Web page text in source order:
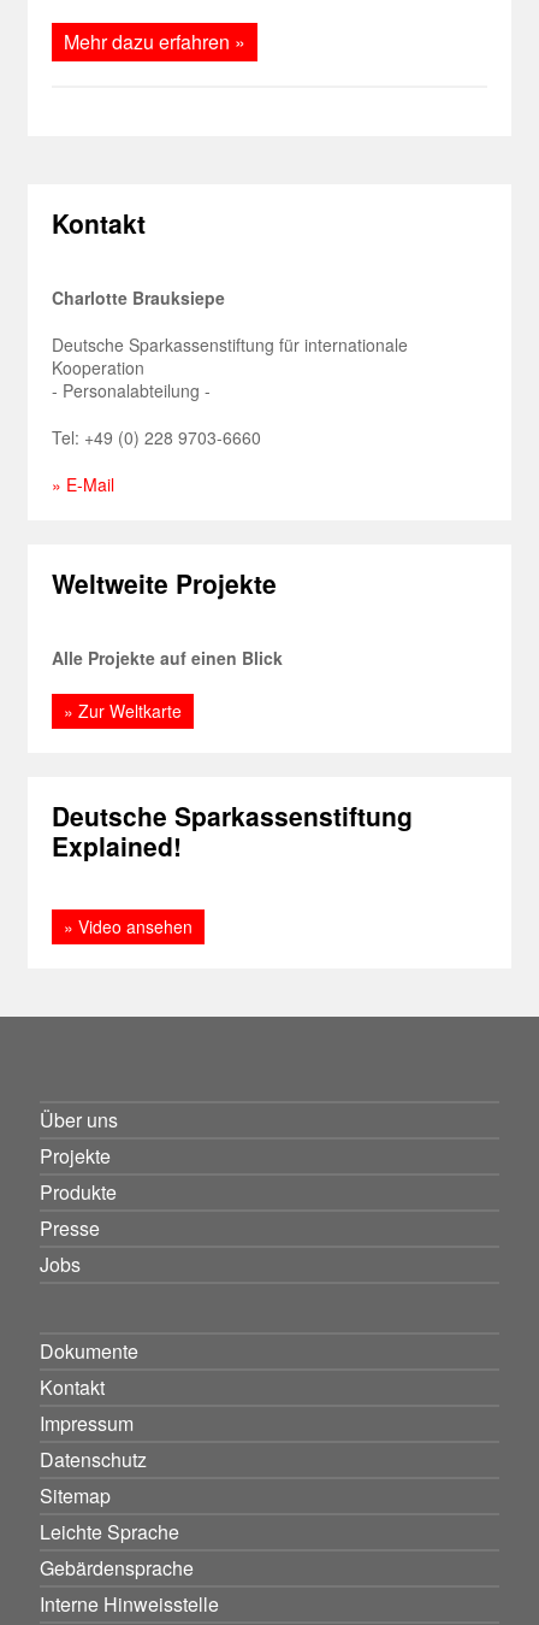
Mehr dazu erfahren »
Kontakt
Charlotte Brauksiepe
Deutsche Sparkassenstiftung für internationale
Kooperation
- Personalabteilung -
Tel: +49 (0) 228 9703-6660
» E-Mail
Weltweite Projekte
Alle Projekte auf einen Blick
» Zur Weltkarte
Deutsche Sparkassenstiftung
Explained!
» Video ansehen
Über uns
Projekte
Produkte
Presse
Jobs
Dokumente
Kontakt
Impressum
Datenschutz
Sitemap
Leichte Sprache
Gebärdensprache
Interne Hinweisstelle